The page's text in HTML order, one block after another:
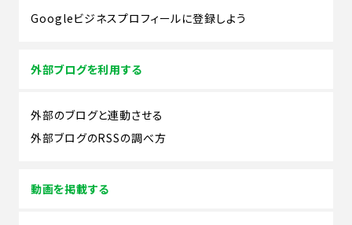
Googleビジネスプロフィールに登録しよう
外部ブログを利用する
外部のブログと連動させる
外部ブログのRSSの調べ方
動画を掲載する